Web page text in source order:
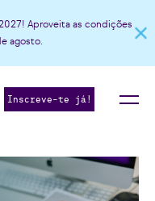
Aproveita as condições
agosto.
Inscreve-te já!
1
2
0
1
3
4
2
3
4
6
7
4
5
6
8
9